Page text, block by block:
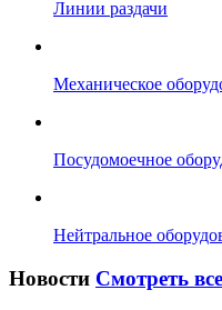
Линии раздачи
Механическое
Посудомоечное
Нейтральное
Новости Смотреть все